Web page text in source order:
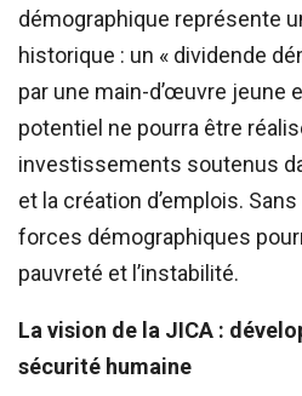
démographique représente
historique : un « dividende
par une main-d’œuvre jeune
potentiel ne pourra être
investissements soutenus
et la création d’emplois.
forces démographiques
pauvreté et l’instabilité.
La vision de la JICA :
sécurité humaine